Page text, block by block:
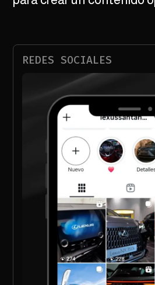
REDES SOCIALES